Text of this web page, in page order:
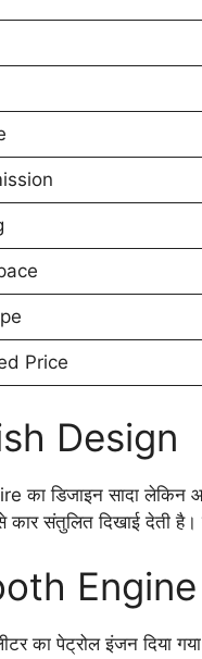
Price
Design
का डिजाइन सादा लेकिन
कार संतुलित दिखाई देती
Engine
का पेट्रोल इंजन दिया